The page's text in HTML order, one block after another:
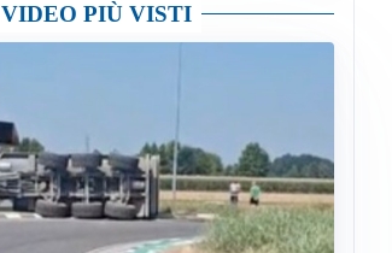
VIDEO PIÙ VISTI